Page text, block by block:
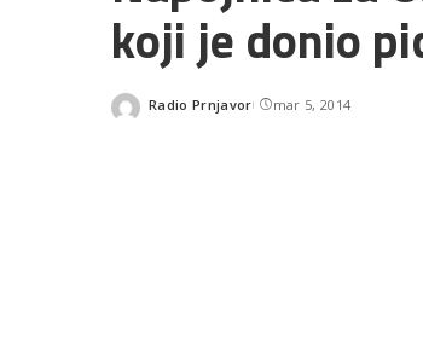
koji je donio
Posted
Radio Prnjavor mar 5, 2014